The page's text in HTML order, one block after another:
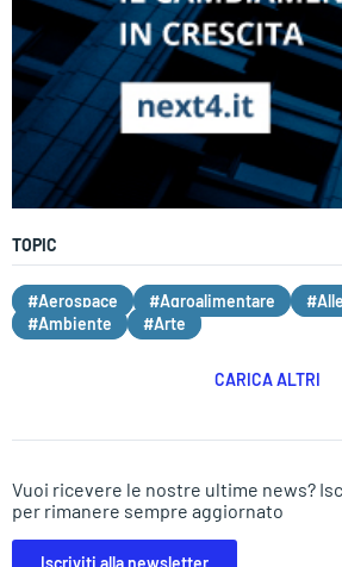
TOPIC
#Aerospace #Agroalimentare
#Ambiente
#Arte
CARICA ALTRI
Vuoi ricevere le nostre ultime news?
per rimanere sempre aggiornato
Iscriviti alla newsletter